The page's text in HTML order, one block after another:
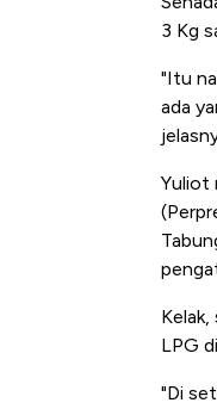
3 Kg
"Itu
ada
Yuliot
LPG
"Di